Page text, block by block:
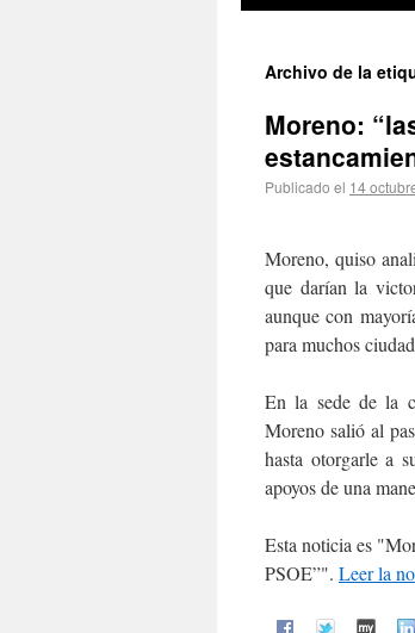
Archivo de la
Moreno:
Publicado el 14
Moreno, quiso
que darían la
aunque con
para muchos
En la sede de la
Moreno salió al
hasta otorgarle a
apoyos de una
Esta noticia es
PSOE” . Leer la